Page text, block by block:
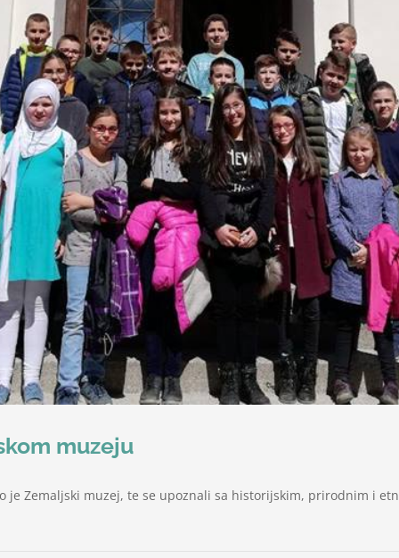
muzeju
je Zemaljski muzej, te se upoznali sa historijskim, prirodnim i